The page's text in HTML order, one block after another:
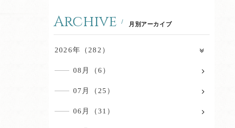
Archive 月別アーカイブ
2026年（282）
08月（6）
07月（25）
06月（31）